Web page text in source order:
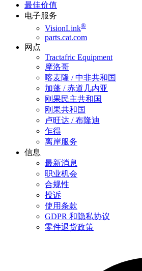
最佳价值
电子服务
VisionLink®
parts.cat.com
网点
Tractafric Equipment
摩洛哥
喀麦隆 / 中非共和国
加蓬 / 赤道几内亚
刚果民主共和国
刚果共和国
卢旺达 / 布隆迪
乍得
离岸服务
信息
最新消息
职业机会
合规性
投诉
使用条款
GDPR 和隐私协议
零件退货政策